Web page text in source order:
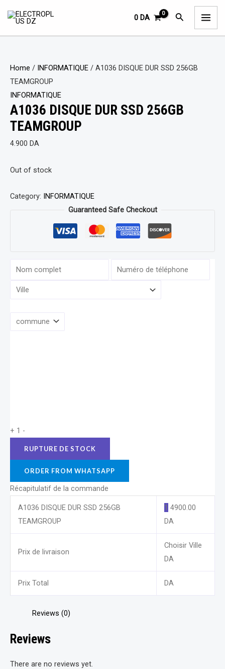
contenu
0DA Rechercher
Home / INFORMATIQUE / A1036 DISQUE DUR SSD 256GB
TEAMGROUP
INFORMATIQUE
A1036 DISQUE DUR SSD 256GB
TEAMGROUP
4.900 DA
Out of stock
Category:
INFORMATIQUE
Guaranteed Safe Checkout
+ 1 -
ORDER FROM WHATSAPP
Récapitulatif de la commande
A1036 DISQUE DUR SSD 256GB
TEAMGROUP
1 4900.00
DA
Prix de livraison
Choisir Ville
DA
Prix Total DA
Reviews (0)
Reviews
There are no reviews yet.